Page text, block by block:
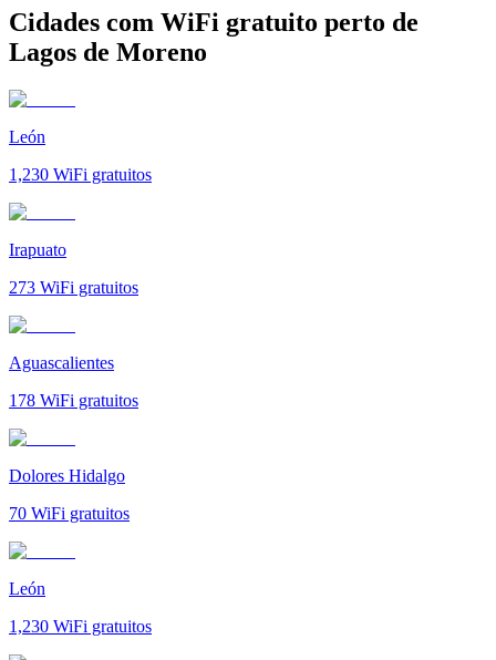
Cidades com WiFi gratuito perto de
Lagos de Moreno
León
1,230 WiFi gratuitos
Irapuato
273 WiFi gratuitos
Aguascalientes
178 WiFi gratuitos
Dolores Hidalgo
70 WiFi gratuitos
León
1,230 WiFi gratuitos